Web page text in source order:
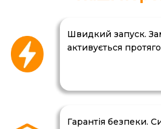
Швидкий запуск.
активується
Гарантія безпеки.